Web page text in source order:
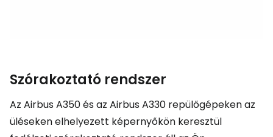
Szórakoztató rendszer
Az Airbus A350 és az Airbus A330 repülőgépeken az
üléseken elhelyezett képernyőkön keresztül